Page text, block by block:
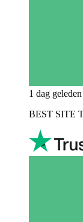
1 dag geleden
BEST SITE